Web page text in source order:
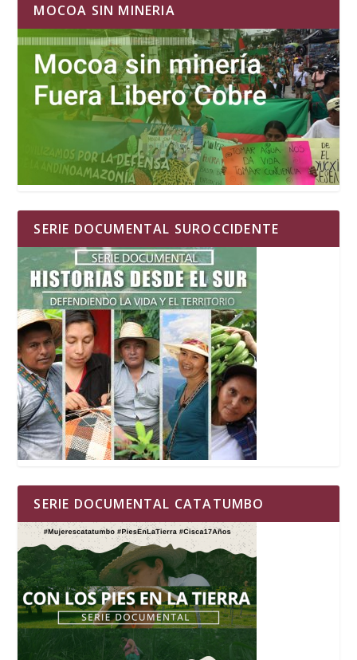
MOCOA SIN MINERIA
SERIE DOCUMENTAL SUROCCIDENTE
SERIE DOCUMENTAL CATATUMBO